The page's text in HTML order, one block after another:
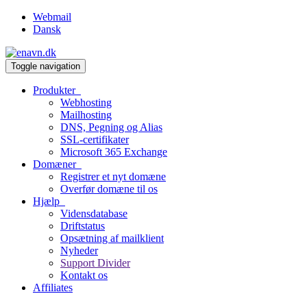
Webmail
Dansk
Toggle navigation
Produkter
Webhosting
Mailhosting
DNS, Pegning og Alias
SSL-certifikater
Microsoft 365 Exchange
Domæner
Registrer et nyt domæne
Overfør domæne til os
Hjælp
Vidensdatabase
Driftstatus
Opsætning af mailklient
Nyheder
Support Divider
Kontakt os
Affiliates